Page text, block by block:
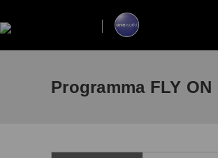
Programma FLY ON